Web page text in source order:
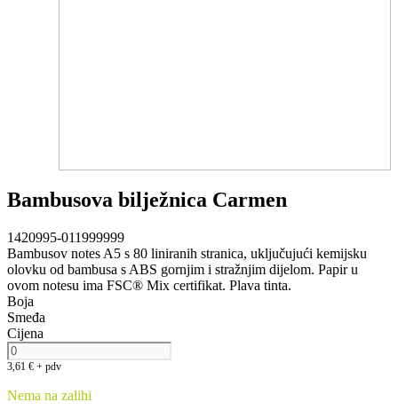
Bambusova bilježnica Carmen
1420995-011999999
Bambusov notes A5 s 80 liniranih stranica, uključujući kemijsku
olovku od bambusa s ABS gornjim i stražnjim dijelom. Papir u
ovom notesu ima FSC® Mix certifikat. Plava tinta.
Boja
Smeđa
Cijena
3,61 € + pdv
Nema na zalihi